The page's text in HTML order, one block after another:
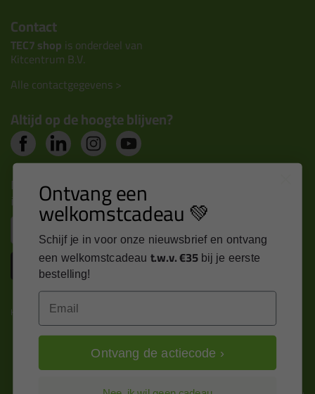
Contact
TEC7 shop is onderdeel van
Kitcentrum B.V.
Alle contactgegevens >
Altijd op de hoogte blijven?
Nieuws, tips en exclusieve deals rechtstreeks in je
inbox
Inschrijven
Kitcentrum is trots op:
Ontvang een
welkomstcadeau 💚
Schijf je in voor onze nieuwsbrief en ontvang
een welkomstcadeau t.w.v. €35 bij je eerste
bestelling!
Email
Ontvang de actiecode ›